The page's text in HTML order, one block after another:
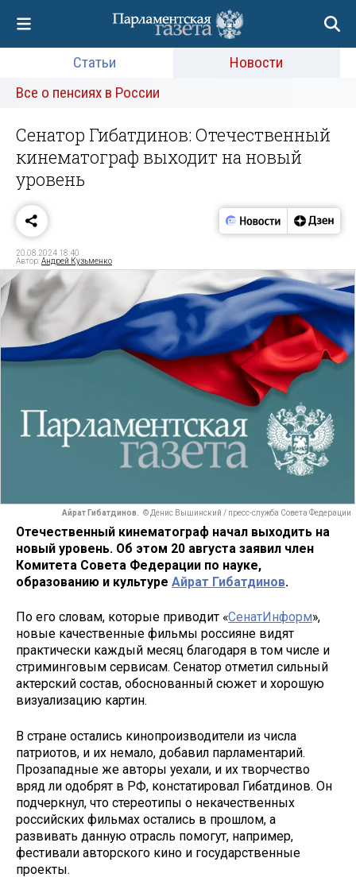
Статьи
Новости
Все о пенсиях в России
Сенатор Гибатдинов: Отечественный
кинематограф выходит на новый
уровень
20.08.2024 18:40
Автор:Андрей Кузьменко
Айрат Гибатдинов. © Денис Вышинский / пресс-служба Совета Федерации
Отечественный кинематограф начал выходить на
новый уровень. Об этом 20 августа заявил член
Комитета Совета Федерации по науке,
образованию и культуре Айрат Гибатдинов.
По его словам, которые приводит «СенатИнформ»,
новые качественные фильмы россияне видят
практически каждый месяц благодаря в том числе и
стриминговым сервисам. Сенатор отметил сильный
актерский состав, обоснованный сюжет и хорошую
визуализацию картин.
В стране остались кинопроизводители из числа
патриотов, и их немало, добавил парламентарий.
Прозападные же авторы уехали, и их творчество
вряд ли одобрят в РФ, констатировал Гибатдинов. Он
подчеркнул, что стереотипы о некачественных
российских фильмах остались в прошлом, а
развивать данную отрасль помогут, например,
фестивали авторского кино и государственные
проекты.